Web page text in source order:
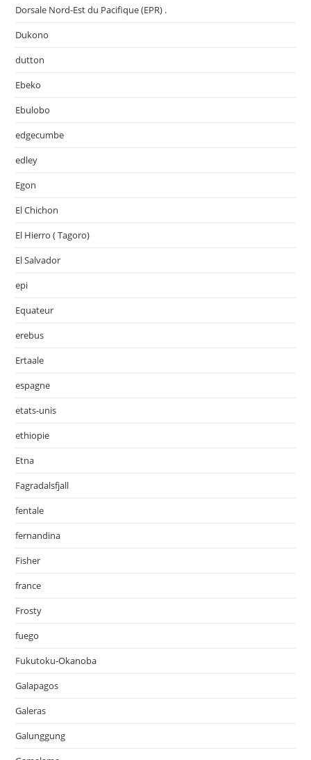
Dorsale Nord-Est du Pacifique (EPR) .
Dukono
dutton
Ebeko
Ebulobo
edgecumbe
edley
Egon
El Chichon
El Hierro ( Tagoro)
El Salvador
epi
Equateur
erebus
Ertaale
espagne
etats-unis
ethiopie
Etna
Fagradalsfjall
fentale
fernandina
Fisher
france
Frosty
fuego
Fukutoku-Okanoba
Galapagos
Galeras
Galunggung